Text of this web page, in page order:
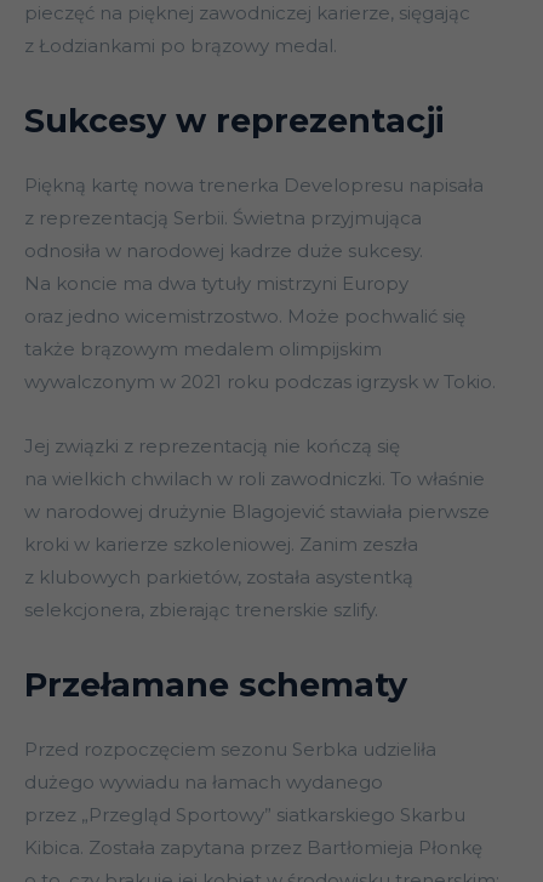
pieczęć na pięknej zawodniczej karierze, sięgając
z Łodziankami po brązowy medal.
Sukcesy w reprezentacji
Piękną kartę nowa trenerka Developresu napisała
z reprezentacją Serbii. Świetna przyjmująca
odnosiła w narodowej kadrze duże sukcesy.
Na koncie ma dwa tytuły mistrzyni Europy
oraz jedno wicemistrzostwo. Może pochwalić się
także brązowym medalem olimpijskim
wywalczonym w 2021 roku podczas igrzysk w Tokio.
Jej związki z reprezentacją nie kończą się
na wielkich chwilach w roli zawodniczki. To właśnie
w narodowej drużynie Blagojević stawiała pierwsze
kroki w karierze szkoleniowej. Zanim zeszła
z klubowych parkietów, została asystentką
selekcjonera, zbierając trenerskie szlify.
Przełamane schematy
Przed rozpoczęciem sezonu Serbka udzieliła
dużego wywiadu na łamach wydanego
przez „Przegląd Sportowy” siatkarskiego Skarbu
Kibica. Została zapytana przez Bartłomieja Płonkę